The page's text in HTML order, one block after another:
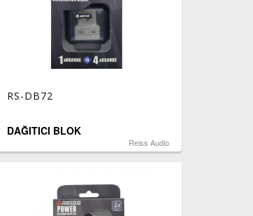
RS-DB72
DAĞITICI BLOK
Reiss Audio